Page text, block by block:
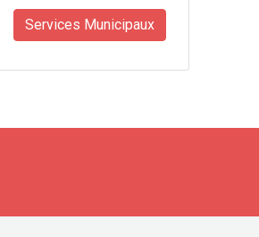
Services Municipaux